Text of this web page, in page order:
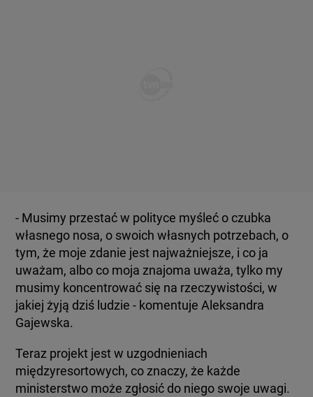
- Musimy przestać w polityce myśleć o czubka
własnego nosa, o swoich własnych potrzebach, o
tym, że moje zdanie jest najważniejsze, i co ja
uważam, albo co moja znajoma uważa, tylko my
musimy koncentrować się na rzeczywistości, w
jakiej żyją dziś ludzie - komentuje Aleksandra
Gajewska.
Teraz projekt jest w uzgodnieniach
międzyresortowych, co znaczy, że każde
ministerstwo może zgłosić do niego swoje uwagi.